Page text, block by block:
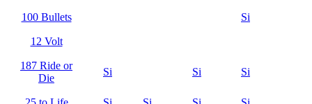
100 Bullets Si
12 Volt
187 Ride or
Die
Si Si Si